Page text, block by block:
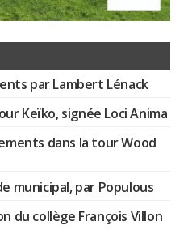
par Lambert Lénack
Keïko, signée Loci Anima
dans la tour Wood
municipal, par Populous
du collège François Villon